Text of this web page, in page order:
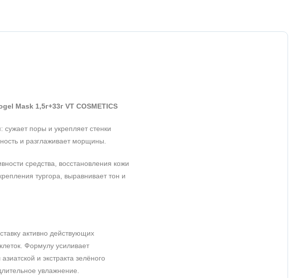
Mask 1,5г+33г VT COSMETICS
поры и укрепляет стенки
и разглаживает морщины.
средства, восстановления кожи
тургора, выравнивает тон и
активно действующих
Формулу усиливает
и экстракта зелёного
увлажнение.